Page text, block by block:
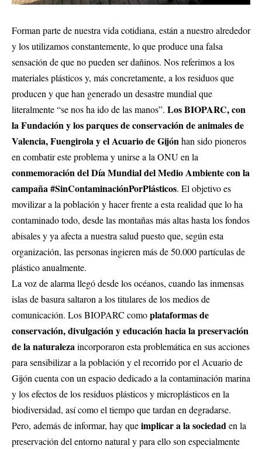
Forman parte de nuestra vida cotidiana, están a nuestro alrededor
y los utilizamos constantemente, lo que produce una falsa
sensación de que no pueden ser dañinos. Nos referimos a los
materiales plásticos y, más concretamente, a los residuos que
producen y que han generado un desastre mundial que
literalmente “se nos ha ido de las manos”. Los BIOPARC, con
la Fundación y los parques de conservación de animales de
Valencia, Fuengirola y el Acuario de Gijónhan sido pioneros
en combatir este problema y unirse a la ONU en la
conmemoración del Día Mundial del Medio Ambientecon la
campaña #SinContaminaciónPorPlásticos. El objetivo es
movilizar a la población y hacer frente a esta realidad que lo ha
contaminado todo, desde las montañas más altas hasta los fondos
abisales y ya afecta a nuestra salud puesto que, según esta
organización, las personas ingieren más de 50.000 partículas de
plástico anualmente.
La voz de alarma llegó desde los océanos, cuando las inmensas
islas de basura saltaron a los titulares de los medios de
comunicación. Los BIOPARC comoplataformas de
conservación, divulgación y educación hacia la preservación
de la naturalezaincorporaron esta problemática en sus acciones
para sensibilizar a la población y el recorrido por el Acuario de
Gijón cuenta con un espacio dedicado a la contaminación marina
y los efectos de los residuos plásticos y microplásticos en la
biodiversidad, así como el tiempo que tardan en degradarse.
Pero, además de informar, hay queimplicar a la sociedaden la
preservación del entorno natural y para ello son especialmente